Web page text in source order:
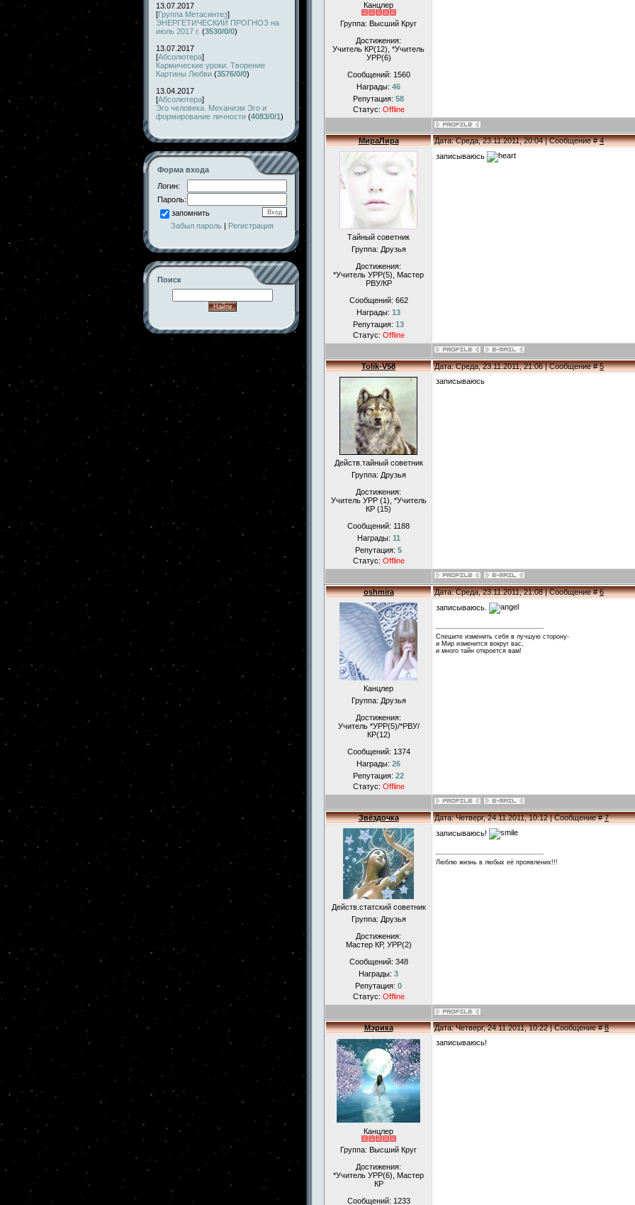
13.07.2017
[Группа Метасинтез]
ЭНЕРГЕТИЧЕСКИЙ ПРОГНОЗ на
июль 2017 г. (3530/0/0)
13.07.2017
[Абсолютера]
Кармические уроки. Творение
Картины Любви (3576/0/0)
13.04.2017
[Абсолютера]
Эго человека. Механизм Эго и
формирование личности (4083/0/1)
Форма входа
Логин:
Пароль:
запомнить
Забыл пароль | Регистрация
Поиск
Канцлер
Группа: Высший Круг
Достижения:
Учитель КР(12), *Учитель
УРР(6)
Сообщений: 1560
Награды: 46
Репутация: 58
Статус: Offline
МираЛира Дата: Среда, 23.11.2011, 20:04 | Сообщение #4
Тайный советник
Группа: Друзья
Достижения:
*Учитель УРР(5), Маcтер
РВУ/КР
Сообщений: 662
Награды: 13
Репутация: 13
Статус: Offline
записываюсь
Tolik-V58 Дата: Среда, 23.11.2011, 21:06 | Сообщение #5
Действ.тайный советник
Группа: Друзья
Достижения:
Учитель УРР (1), *Учитель
КР (15)
Сообщений: 1188
Награды: 11
Репутация: 5
Статус: Offline
записываюсь
oshmira Дата: Среда, 23.11.2011, 21:08 | Сообщение #6
Канцлер
Группа: Друзья
Достижения:
Учитель *УРР(5)/*РВУ/
КР(12)
Сообщений: 1374
Награды: 26
Репутация: 22
Статус: Offline
записываюсь.
Спешите изменить себя в лучшую сторону-
и Мир изменится вокруг вас,
и много тайн откроется вам!
Звёздочка Дата: Четверг, 24.11.2011, 10:12 | Сообщение #7
Действ.статский советник
Группа: Друзья
Достижения:
Мастер КР, УРР(2)
Сообщений: 348
Награды: 3
Репутация: 0
Статус: Offline
записываюсь!
Люблю жизнь в любых её проявлених!!!
Мэрика Дата: Четверг, 24.11.2011, 10:22 | Сообщение #8
Канцлер
Группа: Высший Круг
Достижения:
*Учитель УРР(6), Мастер
КР
Сообщений: 1233
записываюсь!